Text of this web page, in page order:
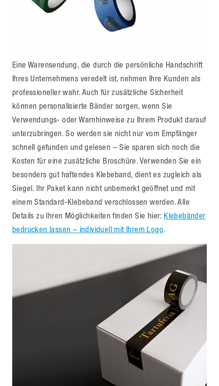
Eine Warensendung, die durch die persönliche Handschrift
Ihres Unternehmens veredelt ist, nehmen Ihre Kunden als
professioneller wahr. Auch für zusätzliche Sicherheit
können personalisierte Bänder sorgen, wenn Sie
Verwendungs- oder Warnhinweise zu Ihrem Produkt darauf
unterzubringen. So werden sie nicht nur vom Empfänger
schnell gefunden und gelesen – Sie sparen sich noch die
Kosten für eine zusätzliche Broschüre. Verwenden Sie ein
besonders gut haftendes Klebeband, dient es zugleich als
Siegel. Ihr Paket kann nicht unbemerkt geöffnet und mit
einem Standard-Klebeband verschlossen werden. Alle
Details zu Ihren Möglichkeiten finden Sie hier: Klebebänder
bedrucken lassen – individuell mit Ihrem Logo.